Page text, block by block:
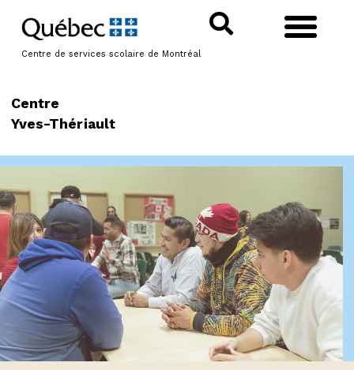
Centre de services scolaire de Montréal
Centre
Yves-Thériault